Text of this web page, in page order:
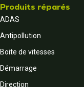
Produits réparés
ADAS
Antipollution
Boite de vitesses
Démarrage
Direction